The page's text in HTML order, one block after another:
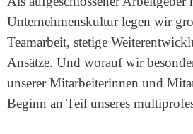
Unternehmenskultur legen wir
Teamarbeit, stetige
Ansätze. Und worauf wir
unserer Mitarbeiterinnen und
Beginn an Teil unseres